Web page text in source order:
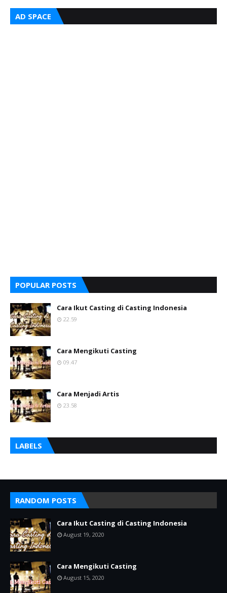
AD SPACE
POPULAR POSTS
Cara Ikut Casting di Casting Indonesia
22.59
Cara Mengikuti Casting
09.47
Cara Menjadi Artis
23.58
LABELS
RANDOM POSTS
Cara Ikut Casting di Casting Indonesia
August 19, 2020
Cara Mengikuti Casting
August 15, 2020